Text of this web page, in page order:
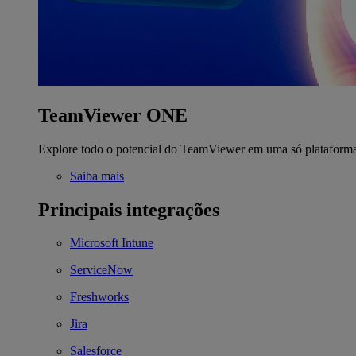
TeamViewer ONE
Explore todo o potencial do TeamViewer em uma só
Saiba mais
Principais integrações
Microsoft Intune
ServiceNow
Freshworks
Jira
Salesforce